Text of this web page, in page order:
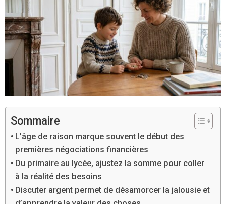
Sommaire
L’âge de raison marque souvent le début des
premières négociations financières
Du primaire au lycée, ajustez la somme pour coller
à la réalité des besoins
Discuter argent permet de désamorcer la jalousie et